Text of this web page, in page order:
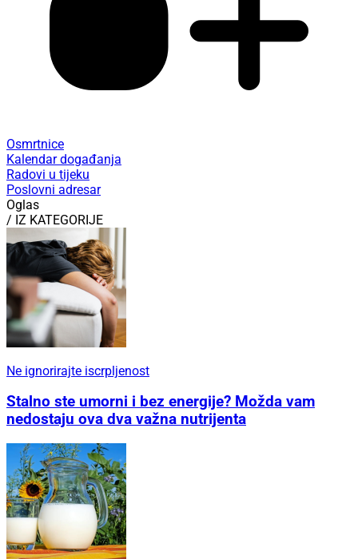
Osmrtnice
Kalendar događanja
Radovi u tijeku
Poslovni adresar
Oglas
/ IZ KATEGORIJE
Ne ignorirajte iscrpljenost
Stalno ste umorni i bez energije? Možda vam
nedostaju ova dva važna nutrijenta